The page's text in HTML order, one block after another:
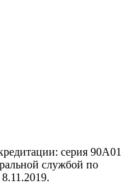
серия 90А01
службой по